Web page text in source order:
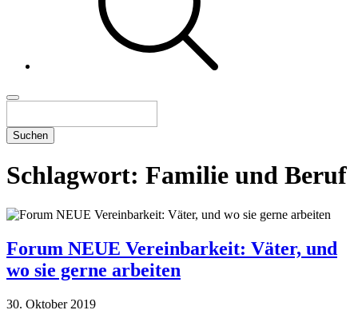
Suchen
Schlagwort: Familie und Beruf
Forum NEUE Vereinbarkeit: Väter, und
wo sie gerne arbeiten
30. Oktober 2019